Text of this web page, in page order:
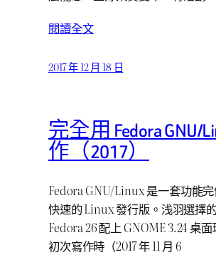
閱讀全文
2017 年 12 月 18 日
完全用 Fedora GNU/
作（2017）
Fedora GNU/Linux 是一套功能
快速的 Linux 發行版。浅羽選擇
Fedora 26 配上 GNOME 3.24 桌
初次寫作時（2017 年 11 月 6